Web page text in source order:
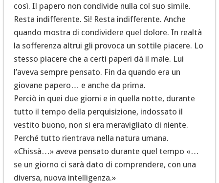
così. Il papero non condivide nulla col suo simile.
Resta indifferente. Sì! Resta indifferente. Anche
quando mostra di condividere quel dolore. In realtà
la sofferenza altrui gli provoca un sottile piacere. Lo
stesso piacere che a certi paperi dà il male. Lui
l’aveva sempre pensato. Fin da quando era un
giovane papero… e anche da prima.
Perciò in quei due giorni e in quella notte, durante
tutto il tempo della perquisizione, indossato il
vestito buono, non si era meravigliato di niente.
Perché tutto rientrava nella natura umana.
«Chissà…» aveva pensato durante quel tempo «…
se un giorno ci sarà dato di comprendere, con una
diversa, nuova intelligenza.»